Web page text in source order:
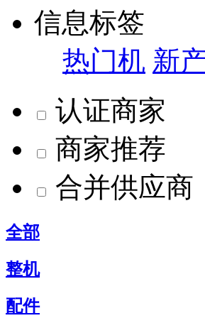
信息标签
热门机 新
认证商家
商家推荐
合并供应商
全部
整机
配件